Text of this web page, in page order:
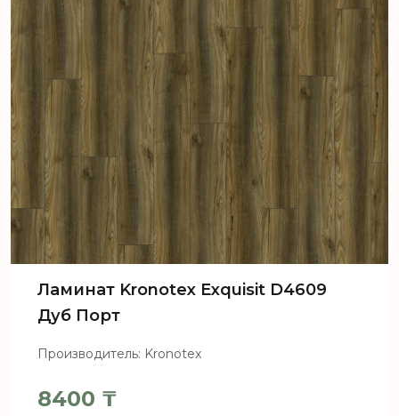
Ламинат Kronotex Exquisit D4609
Дуб Порт
Производитель: Kronotex
8400 ₸